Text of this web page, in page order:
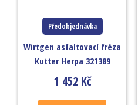
Předobjednávka
Wirtgen asfaltovací fréza
Kutter Herpa 321389
1 452 Kč